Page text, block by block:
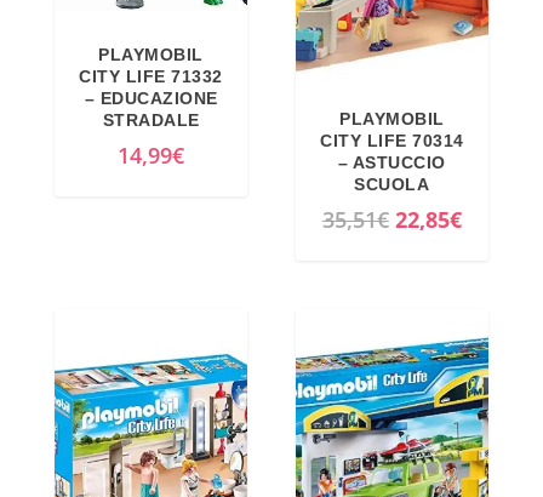
PLAYMOBIL
CITY LIFE 71332
– EDUCAZIONE
STRADALE
14,99€
PLAYMOBIL
CITY LIFE 70314
– ASTUCCIO
SCUOLA
35,51€ I
e
z
z
o
o
22,85€I
e
z
z
o
a